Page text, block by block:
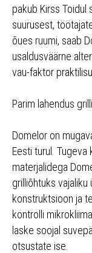
pakub Kirss Toidul
suurusest,
õues ruumi, saab
usaldusväärne
vau-faktor
Parim lahendus
Domelor on
Eesti turul.
materjalidega
grilliõhtuks
konstruktsioon ja
kontrolli
laske soojal
otsustate ise.